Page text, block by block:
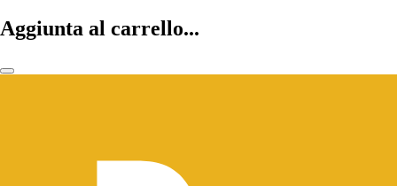
Aggiunta al carrello...